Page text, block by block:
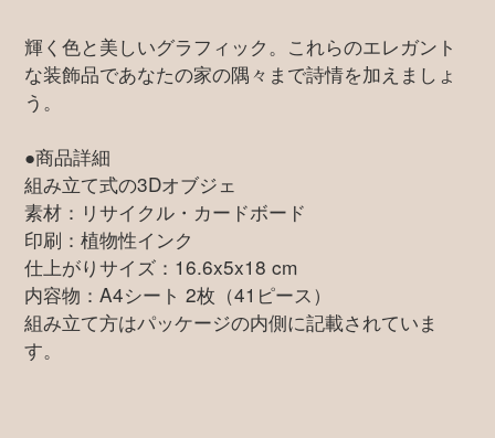
輝く色と美しいグラフィック。これらのエレガント
な装飾品であなたの家の隅々まで詩情を加えましょ
う。
●商品詳細
組み立て式の3Dオブジェ
素材：リサイクル・カードボード
印刷：植物性インク
仕上がりサイズ：16.6x5x18 cm
内容物：A4シート 2枚（41ピース）
組み立て方はパッケージの内側に記載されていま
す。